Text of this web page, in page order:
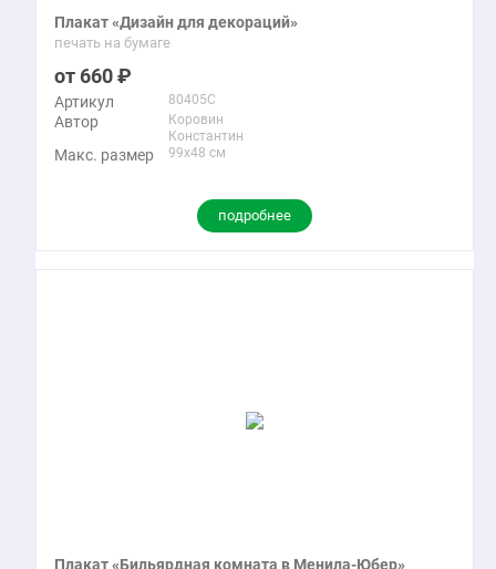
Плакат «Дизайн для декораций»
печать на бумаге
660
Артикул 80405C
Автор
Коровин
Константин
Макс. размер 99x48 см
подробнее
Плакат «Бильярдная комната в Менила-Юбер»